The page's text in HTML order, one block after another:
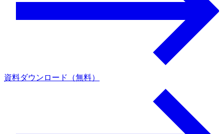
資料ダウンロード（無料）